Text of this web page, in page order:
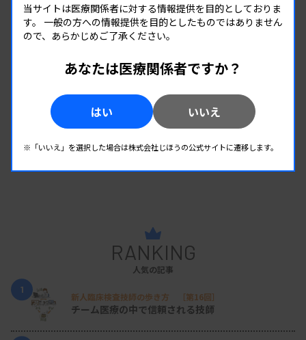
RANKING
人気の記事
1
新人臨床検査技師の歩き方 ［第16回］
チーム医療の中で信頼される技師
当サイトは医療関係者に対する情報提供を目的としておりま
す。 一般の方への情報提供を目的としたものではありません
ので、あらかじめご了承ください。
あなたは医療関係者ですか？
はい いいえ
※「いいえ」を選択した場合は株式会社じほうの公式サイトに遷移します。